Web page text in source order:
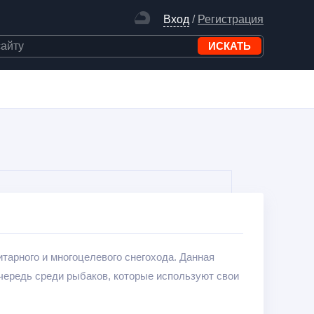
Вход / Регистрация
и многоцелевого снегохода. Данная
среди рыбаков, которые используют свои
водоемов.